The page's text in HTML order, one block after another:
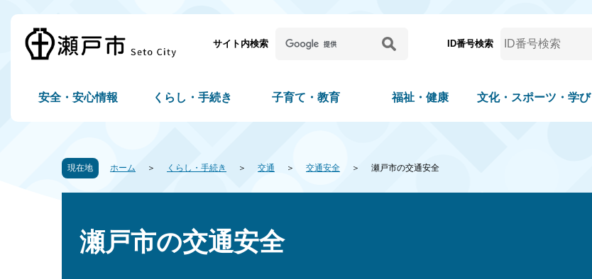
サイト内検索 ID番号検索
安全・安心情報 くらし・手続き 子育て・教育 福祉・健康 文化・スポーツ・学び
現在地 ホーム くらし・手続き 交通 交通安全 瀬戸市の交通安全
瀬戸市の交通安全